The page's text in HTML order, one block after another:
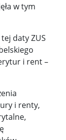
w tym
daty ZUS
i rent –
i renty,